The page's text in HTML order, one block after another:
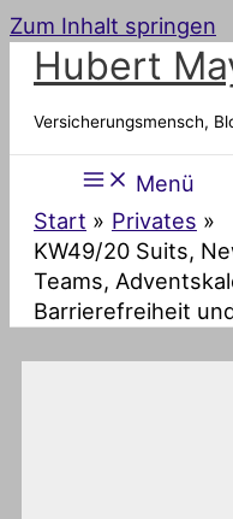
Zum Inhalt springen
Hubert
Versicherungsmensch,
Menü
Start
Privates
KW49/20 Suits,
Teams,
Barrierefreiheit